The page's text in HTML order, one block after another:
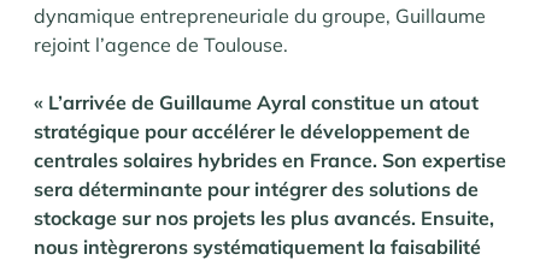
dynamique entrepreneuriale du groupe, Guillaume
rejoint l’agence de Toulouse.
« L’arrivée de Guillaume Ayral constitue un atout
stratégique pour accélérer le développement de
centrales solaires hybrides en France. Son expertise
sera déterminante pour intégrer des solutions de
stockage sur nos projets les plus avancés. Ensuite,
nous intègrerons systématiquement la faisabilité